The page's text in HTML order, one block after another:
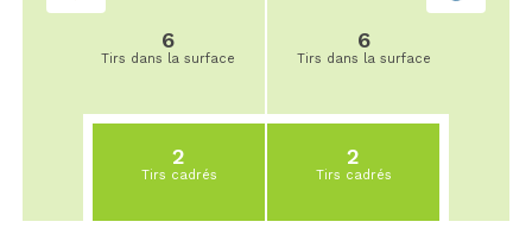
6
Tirs dans la surface
2
Tirs cadrés
6
Tirs dans la surface
2
Tirs cadrés